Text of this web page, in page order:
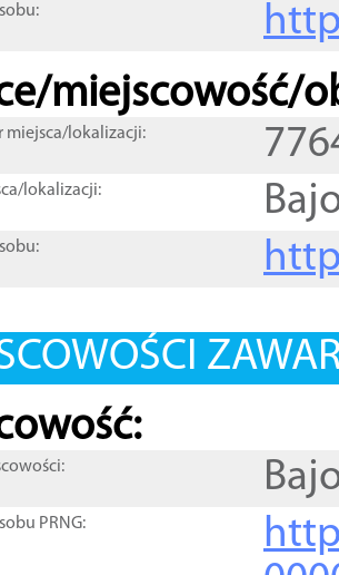
miejscowość/
miejsca/lokalizacji:
lokalizacji:
PRNG: